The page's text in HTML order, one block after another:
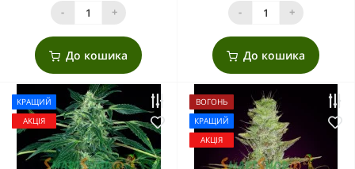
- +
До кошика
- +
До кошика
КРАЩИЙ
АКЦІЯ
ВОГОНЬ
КРАЩИЙ
АКЦІЯ